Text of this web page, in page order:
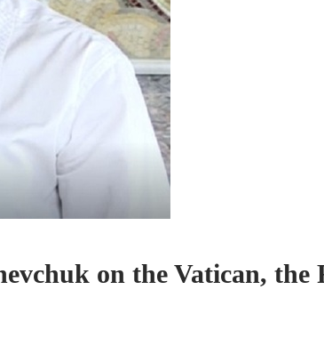
on the Vatican, the